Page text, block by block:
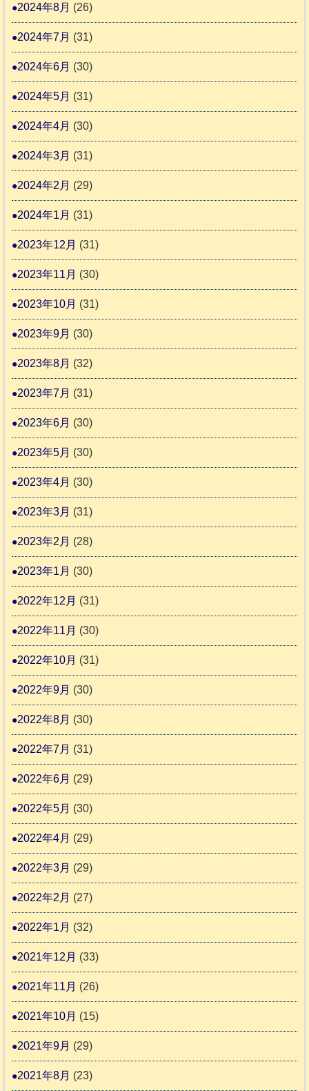
2024年8月 (26)
2024年7月 (31)
2024年6月 (30)
2024年5月 (31)
2024年4月 (30)
2024年3月 (31)
2024年2月 (29)
2024年1月 (31)
2023年12月 (31)
2023年11月 (30)
2023年10月 (31)
2023年9月 (30)
2023年8月 (32)
2023年7月 (31)
2023年6月 (30)
2023年5月 (30)
2023年4月 (30)
2023年3月 (31)
2023年2月 (28)
2023年1月 (30)
2022年12月 (31)
2022年11月 (30)
2022年10月 (31)
2022年9月 (30)
2022年8月 (30)
2022年7月 (31)
2022年6月 (29)
2022年5月 (30)
2022年4月 (29)
2022年3月 (29)
2022年2月 (27)
2022年1月 (32)
2021年12月 (33)
2021年11月 (26)
2021年10月 (15)
2021年9月 (29)
2021年8月 (23)